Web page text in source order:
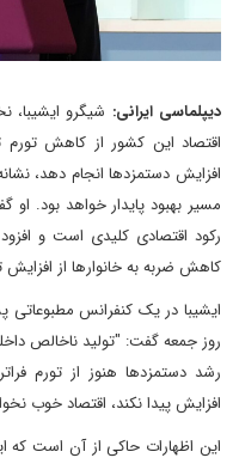
دیپلماسی ایرانی: شیگرو ایشیبا،
اقتصاد این کشور از کاهش تورم
افزایش دستمزدها انجام دهد،
مسیر بهبود پایدار خواهد بود.
رکود اقتصادی کلیدی است و
کاهش ضربه به خانوارها از افزایش
ایشیبا در یک کنفرانس
روز جمعه گفت: "تولید ناخالص
رشد دستمزدها هنوز از تورم
افزایش پیدا نکند، اقتصاد خوب
این اظهارات حاکی از آن است که